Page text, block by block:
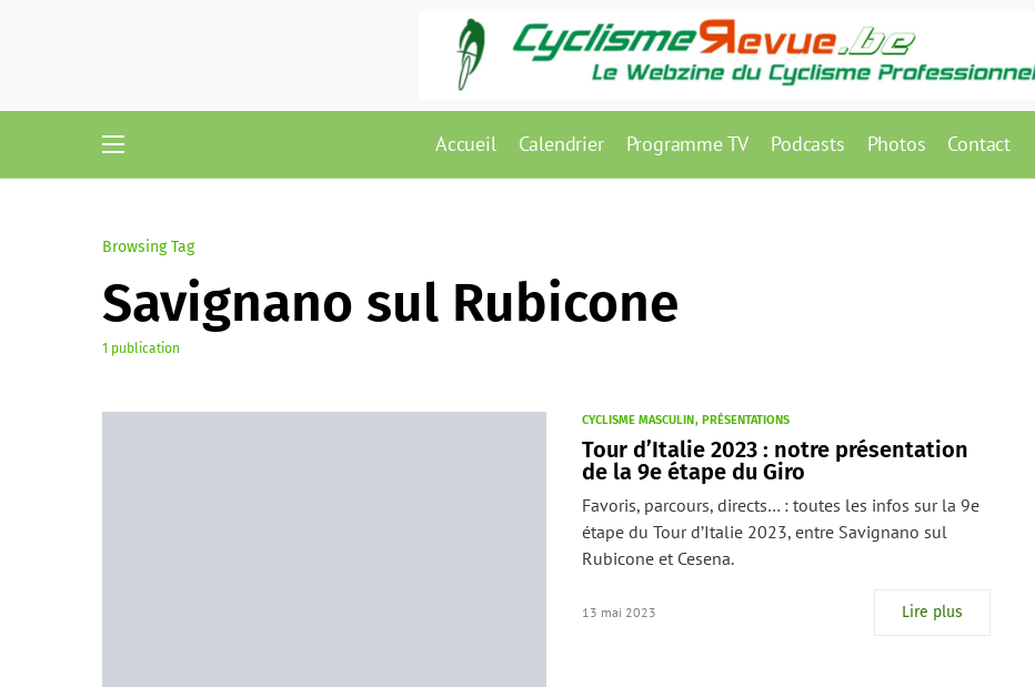
Accueil Calendrier Programme TV Podcasts Photos Contact
Browsing Tag
Savignano sul Rubicone
1 publication
CYCLISME MASCULIN PRÉSENTATIONS
Tour d’Italie 2023 : notre présentation
de la 9e étape du Giro
Favoris, parcours, directs… : toutes les infos sur la 9e
étape du Tour d’Italie 2023, entre Savignano sul
Rubicone et Cesena.
13 mai 2023 Lire plus